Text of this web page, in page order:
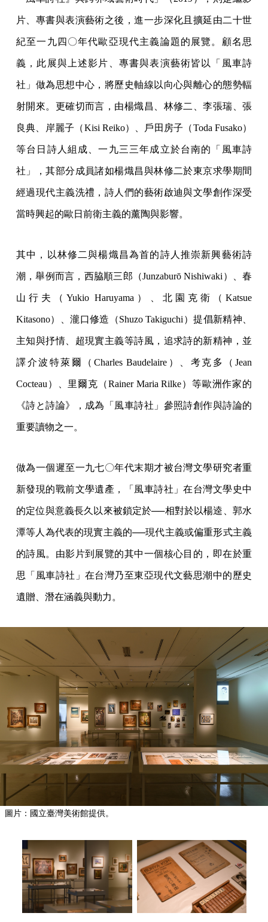
片、專書與表演藝術之後，進一步深化且擴延由二十世
紀至一九四〇年代歐亞現代主義論題的展覽。顧名思
義，此展與上述影片、專書與表演藝術皆以「風車詩
社」做為思想中心，將歷史軸線以向心與離心的態勢輻
射開來。更確切而言，由楊熾昌、林修二、李張瑞、張
良典、岸麗子（Kisi Reiko）、戶田房子（Toda Fusako）
等台日詩人組成、一九三三年成立於台南的「風車詩
社」，其部分成員諸如楊熾昌與林修二於東京求學期間
經過現代主義洗禮，詩人們的藝術啟迪與文學創作深受
當時興起的歐日前衛主義的薰陶與影響。
其中，以林修二與楊熾昌為首的詩人推崇新興藝術詩
潮，舉例而言，西脇順三郎（Junzaburō Nishiwaki）、春
山行夫（Yukio Haruyama）、北園克衛（Katsue
Kitasono）、瀧口修造（Shuzo Takiguchi）提倡新精神、
主知與抒情、超現實主義等詩風，追求詩的新精神，並
譯介波特萊爾（Charles Baudelaire）、考克多（Jean
Cocteau）、里爾克（Rainer Maria Rilke）等歐洲作家的
《詩と詩論》，成為「風車詩社」參照詩創作與詩論的
重要讀物之一。
做為一個遲至一九七〇年代末期才被台灣文學研究者重
新發現的戰前文學遺產，「風車詩社」在台灣文學史中
的定位與意義長久以來被鎖定於──相對於以楊逵、郭水
潭等人為代表的現實主義的──現代主義或偏重形式主義
的詩風。由影片到展覽的其中一個核心目的，即在於重
思「風車詩社」在台灣乃至東亞現代文藝思潮中的歷史
遺贈、潛在涵義與動力。
圖片：國立臺灣美術館提供。